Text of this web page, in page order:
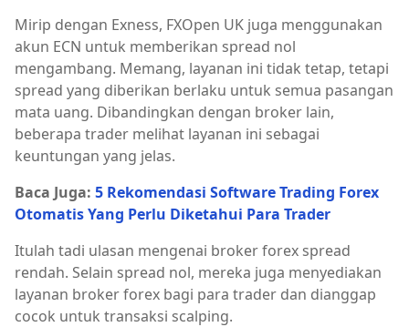
Mirip dengan Exness, FXOpen UK juga menggunakan
akun ECN untuk memberikan spread nol
mengambang. Memang, layanan ini tidak tetap, tetapi
spread yang diberikan berlaku untuk semua pasangan
mata uang. Dibandingkan dengan broker lain,
beberapa trader melihat layanan ini sebagai
keuntungan yang jelas.
Baca Juga: 5 Rekomendasi Software Trading Forex
Otomatis Yang Perlu Diketahui Para Trader
Itulah tadi ulasan mengenai broker forex spread
rendah. Selain spread nol, mereka juga menyediakan
layanan broker forex bagi para trader dan dianggap
cocok untuk transaksi scalping.